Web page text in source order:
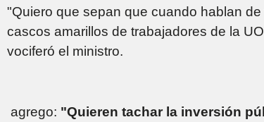
"Quiero que sepan que cuando hablan
cascos amarillos de trabajadores de la
vociferó el ministro.
agrego: "Quieren tachar la inversión